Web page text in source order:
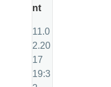
nt
11.0
2.20
17
19:3